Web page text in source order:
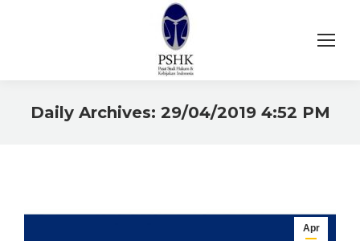
Daily Archives: 29/04/2019 4:52 PM
Apr